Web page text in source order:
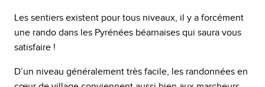
Les sentiers existent pour tous niveaux, il y a forcément
une rando dans les Pyrénées béarnaises qui saura vous
satisfaire !
D’un niveau généralement très facile, les randonnées en